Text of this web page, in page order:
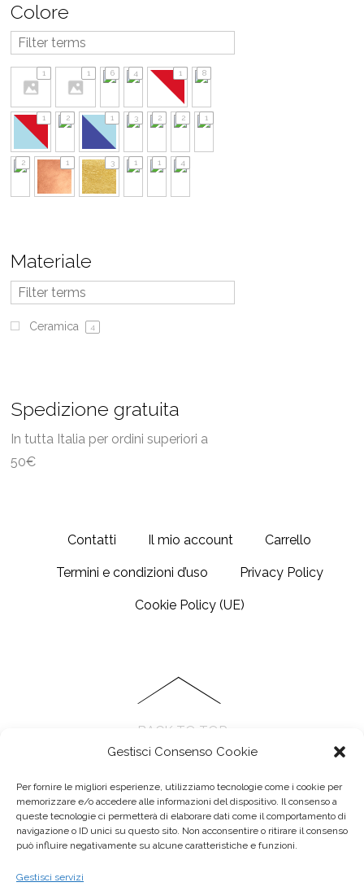
Gestisci Consenso Cookie
Per fornire le migliori esperienze, utilizziamo tecnologie come i cookie per
memorizzare e/o accedere alle informazioni del dispositivo. Il consenso a
queste tecnologie ci permetterà di elaborare dati come il comportamento di
navigazione o ID unici su questo sito. Non acconsentire o ritirare il consenso
può influire negativamente su alcune caratteristiche e funzioni.
Gestisci servizi
Colore
1 1 6 4 1 8
1 2 1 3 2 2 1
2 1 3 1 1 4
Materiale
Ceramica 4
Spedizione gratuita
In tutta Italia per ordini superiori a
50€
Contatti Il mio account Carrello
Termini e condizioni d’uso Privacy Policy
Cookie Policy (UE)
BACK TO TOP
Anseo di Elisa cattani - Via Paolo Ferrari, 94, 41121 Modena MO